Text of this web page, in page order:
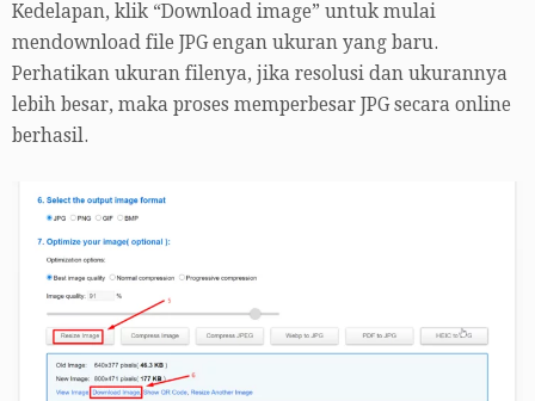
Kedelapan, klik “Download image” untuk mulai
mendownload file JPG engan ukuran yang baru.
Perhatikan ukuran filenya, jika resolusi dan ukurannya
lebih besar, maka proses memperbesar JPG secara online
berhasil.